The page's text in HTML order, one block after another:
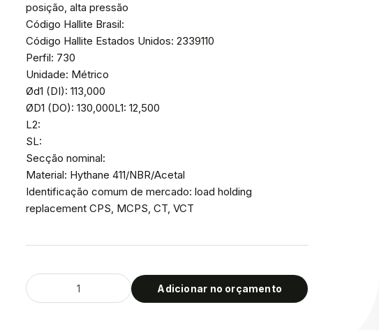
posição, alta pressão
Código Hallite Brasil:
Código Hallite Estados Unidos: 2339110
Perfil: 730
Unidade: Métrico
Ød1 (DI): 113,000
ØD1 (DO): 130,000L1: 12,500
L2:
SL:
Secção nominal:
Material: Hythane 411/NBR/Acetal
Identificação comum de mercado: load holding
replacement CPS, MCPS, CT, VCT
Adicionar no orçamento